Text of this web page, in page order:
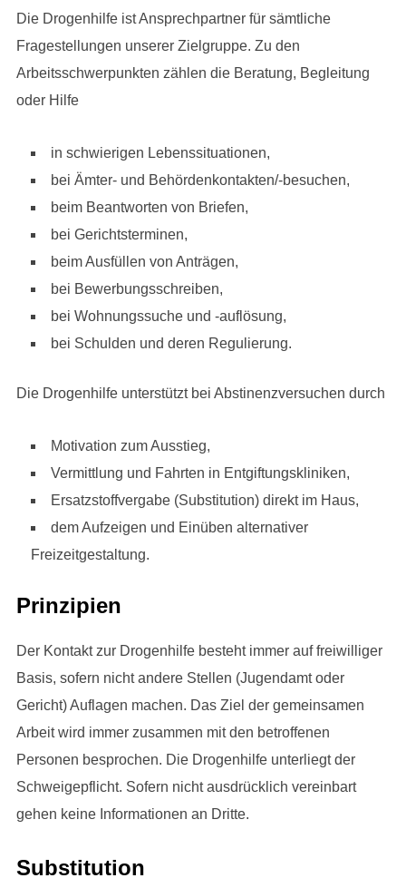
Die Drogenhilfe ist Ansprechpartner für sämtliche
Fragestellungen unserer Zielgruppe. Zu den
Arbeitsschwerpunkten zählen die Beratung, Begleitung
oder Hilfe
in schwierigen Lebenssituationen,
bei Ämter- und Behördenkontakten/-besuchen,
beim Beantworten von Briefen,
bei Gerichtsterminen,
beim Ausfüllen von Anträgen,
bei Bewerbungsschreiben,
bei Wohnungssuche und -auflösung,
bei Schulden und deren Regulierung.
Die Drogenhilfe unterstützt bei Abstinenzversuchen durch
Motivation zum Ausstieg,
Vermittlung und Fahrten in Entgiftungskliniken,
Ersatzstoffvergabe (Substitution) direkt im Haus,
dem Aufzeigen und Einüben alternativer
Freizeitgestaltung.
Prinzipien
Der Kontakt zur Drogenhilfe besteht immer auf freiwilliger
Basis, sofern nicht andere Stellen (Jugendamt oder
Gericht) Auflagen machen. Das Ziel der gemeinsamen
Arbeit wird immer zusammen mit den betroffenen
Personen besprochen. Die Drogenhilfe unterliegt der
Schweigepflicht. Sofern nicht ausdrücklich vereinbart
gehen keine Informationen an Dritte.
Substitution